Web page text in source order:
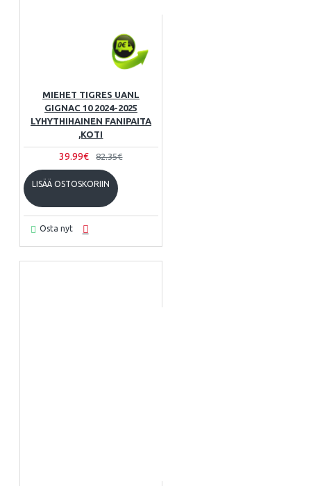
MIEHET TIGRES UANL
GIGNAC 10 2024-2025
LYHYTHIHAINEN FANIPAITA
,KOTI
39.99€ 82.35€
LISÄÄ OSTOSKORIIN
Osta nyt